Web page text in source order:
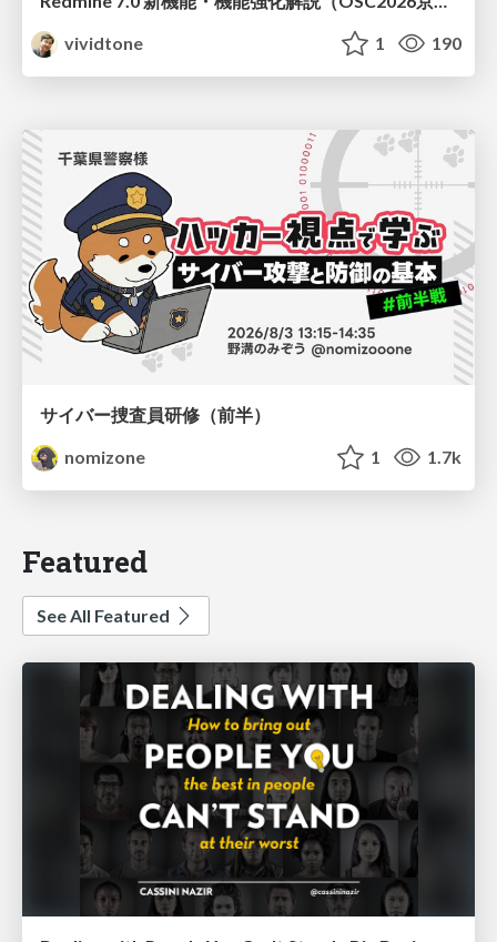
vividtone
1 190
サイバー捜査員研修（前半）
nomizone
1 1.7k
Featured
See All Featured